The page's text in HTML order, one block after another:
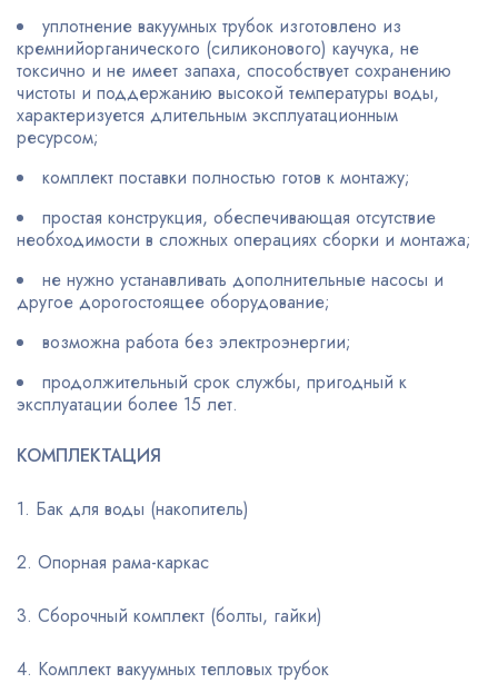
уплотнение вакуумных трубок изготовлено из
кремнийорганического (силиконового) каучука, не
токсично и не имеет запаха, способствует сохранению
чистоты и поддержанию высокой температуры воды,
характеризуется длительным эксплуатационным
ресурсом;
комплект поставки полностью готов к монтажу;
простая конструкция, обеспечивающая отсутствие
необходимости в сложных операциях сборки и монтажа;
не нужно устанавливать дополнительные насосы и
другое дорогостоящее оборудование;
возможна работа без электроэнергии;
продолжительный срок службы, пригодный к
эксплуатации более 15 лет.
КОМПЛЕКТАЦИЯ
1. Бак для воды (накопитель)
2. Опорная рама-каркас
3. Сборочный комплект (болты, гайки)
4. Комплект вакуумных тепловых трубок